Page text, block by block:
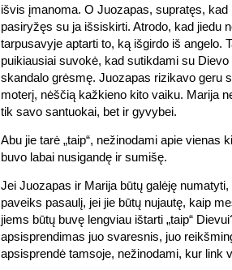
išvis įmanoma. O Juozapas, supratęs, kad
pasiryžęs su ja išsiskirti. Atrodo, kad jiedu
tarpusavyje aptarti to, ką išgirdo iš angelo.
puikiausiai suvokė, kad sutikdami su
skandalo grėsmę. Juozapas rizikavo geru
moterį, nėščią kažkieno kito vaiku. Marija
tik savo santuokai, bet ir gyvybei.
Abu jie tarė „taip“, nežinodami apie vienas
buvo labai nusigandę ir sumišę.
Jei Juozapas ir Marija būtų galėję
paveiks pasaulį, jei jie būtų nujautę, kaip
jiems būtų buvę lengviau ištarti „taip“
apsisprendimas juo svaresnis, juo
apsisprendė tamsoje, nežinodami, kur link